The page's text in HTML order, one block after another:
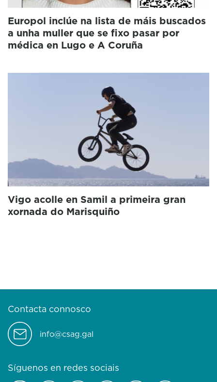
Europol inclúe na lista de máis buscados
a unha muller que se fixo pasar por
médica en Lugo e A Coruña
Vigo acolle en Samil a primeira gran
xornada do Marisquiño
Contacta connosco
info@csag.gal
Síguenos en redes sociais